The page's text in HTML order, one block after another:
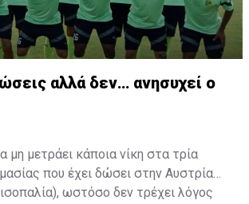
αλλά δεν… ανησυχεί ο
μη μετράει κάποια νίκη στα τρία
που έχει δώσει στην Αυστρία
ωστόσο δεν τρέχει λόγος